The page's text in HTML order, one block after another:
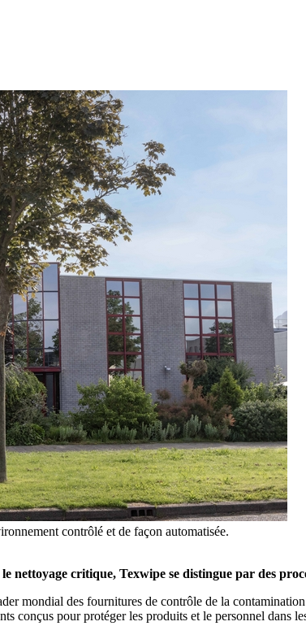
contrôlé et de façon automatisée.
nettoyage critique, Texwipe se distingue par des
mondial des fournitures de contrôle de la
conçus pour protéger les produits et le personnel dans